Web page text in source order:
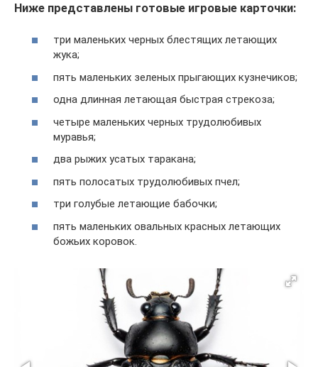
Ниже представлены готовые игровые карточки:
три маленьких черных блестящих летающих
жука;
пять маленьких зеленых прыгающих кузнечиков;
одна длинная летающая быстрая стрекоза;
четыре маленьких черных трудолюбивых
муравья;
два рыжих усатых таракана;
пять полосатых трудолюбивых пчел;
три голубые летающие бабочки;
пять маленьких овальных красных летающих
божьих коровок.